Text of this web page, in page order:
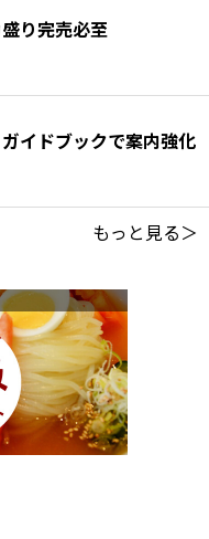
り完売必至
イドブックで案内強化
もっと見る＞